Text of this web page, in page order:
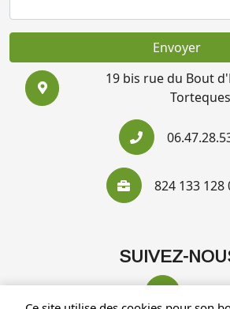
Envoyer
19 bis rue du Bout
824 133 128
SUIVEZ-